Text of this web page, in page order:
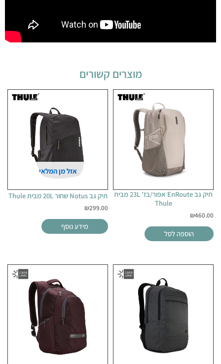
מוצרים קשורים
תיק גב EnRoute אפור/בז' 23L מבית
Thule
₪460.00
הוספה לסל
אזל מן המלאי
תיק גב Notus שחור 20L מבית Thule
₪299.00
מידע נוסף